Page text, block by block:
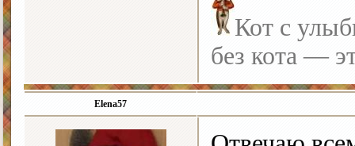
Кот с
без кота —
Elena57